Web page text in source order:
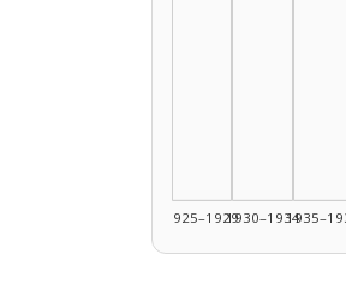
1925–19291930–1934